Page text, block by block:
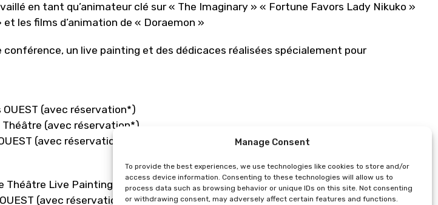
Manage Consent
To provide the best experiences, we use technologies like cookies to store and/or
access device information. Consenting to these technologies will allow us to
process data such as browsing behavior or unique IDs on this site. Not consenting
or withdrawing consent, may adversely affect certain features and functions.
en tant qu’animateur clé sur « The Imaginary » « Fortune Favors Lady Nikuko »
et les films d’animation de « Doraemon »
conférence, un live painting et des dédicaces réalisées spécialement pour
OUEST (avec réservation*)
Théâtre (avec réservation*)
(avec réservation*)
Théâtre Live Painting (avec réservation*)
(avec réservation*)